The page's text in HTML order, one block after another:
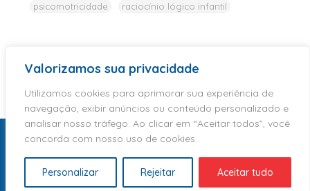
Valorizamos sua privacidade
Utilizamos cookies para aprimorar sua experiência de
navegação, exibir anúncios ou conteúdo personalizado e
analisar nosso tráfego. Ao clicar em “Aceitar todos”, você
concorda com nosso uso de cookies.
Personalizar Rejeitar Aceitar tudo
psicomotricidade
raciocínio lógico infantil
Home Sobre Nós
Loja